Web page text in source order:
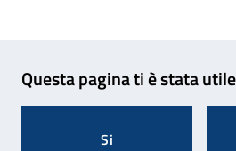
Questa pagina ti è stata
Si